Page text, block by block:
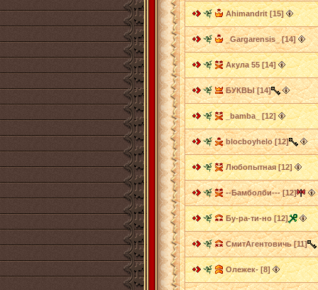
Ahimandrit [15]
_Gargarensis_ [14]
Акула 55 [14]
БУКВЫ [14]
_bamba_ [12]
blocboyhelo [12]
Любопытная [12]
--Бамболби--- [12]
Бу-ра-ти-но [12]
СмитАгентовичь [11]
Олежек- [8]